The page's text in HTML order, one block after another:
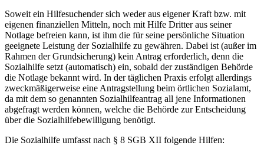
Soweit ein Hilfesuchender sich weder aus eigener Kraft bzw. mit
eigenen finanziellen Mitteln, noch mit Hilfe Dritter aus seiner
Notlage befreien kann, ist ihm die für seine persönliche Situation
geeignete Leistung der Sozialhilfe zu gewähren. Dabei ist (außer im
Rahmen der Grundsicherung) kein Antrag erforderlich, denn die
Sozialhilfe setzt (automatisch) ein, sobald der zuständigen Behörde
die Notlage bekannt wird. In der täglichen Praxis erfolgt allerdings
zweckmäßigerweise eine Antragstellung beim örtlichen Sozialamt,
da mit dem so genannten Sozialhilfeantrag all jene Informationen
abgefragt werden können, welche die Behörde zur Entscheidung
über die Sozialhilfebewilligung benötigt.
Die Sozialhilfe umfasst nach § 8 SGB XII folgende Hilfen: